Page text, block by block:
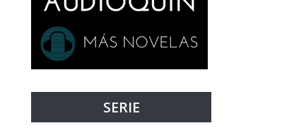
SERIE